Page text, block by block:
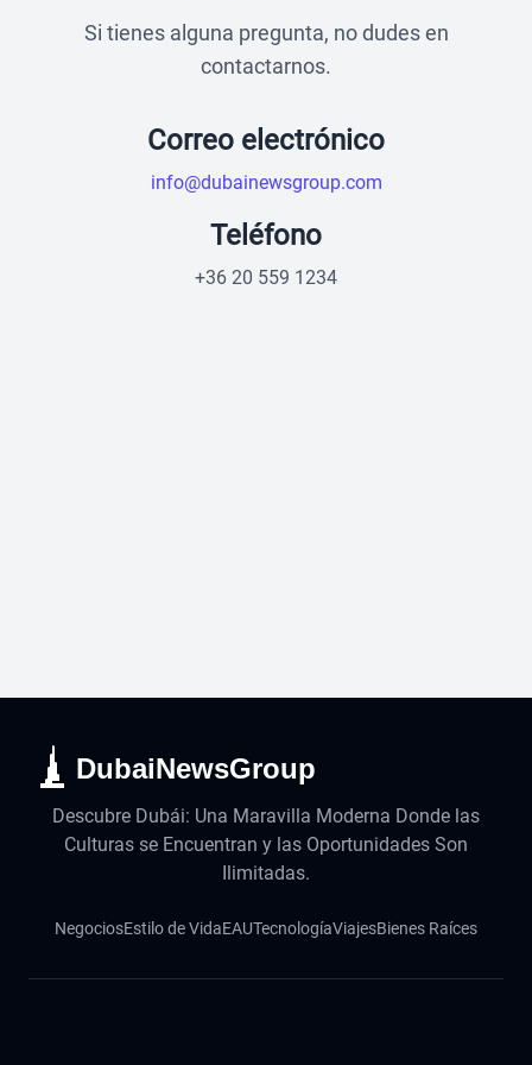
Si tienes alguna pregunta, no dudes en
contactarnos.
Correo electrónico
info@dubainewsgroup.com
Teléfono
+36 20 559 1234
DubaiNewsGroup
Descubre Dubái: Una Maravilla Moderna Donde las
Culturas se Encuentran y las Oportunidades Son
Ilimitadas.
NegociosEstilo de VidaEAUTecnologíaViajesBienes Raíces